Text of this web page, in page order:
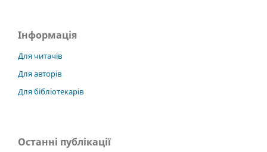
Інформація
Для читачів
Для авторів
Для бібліотекарів
Останні публікації